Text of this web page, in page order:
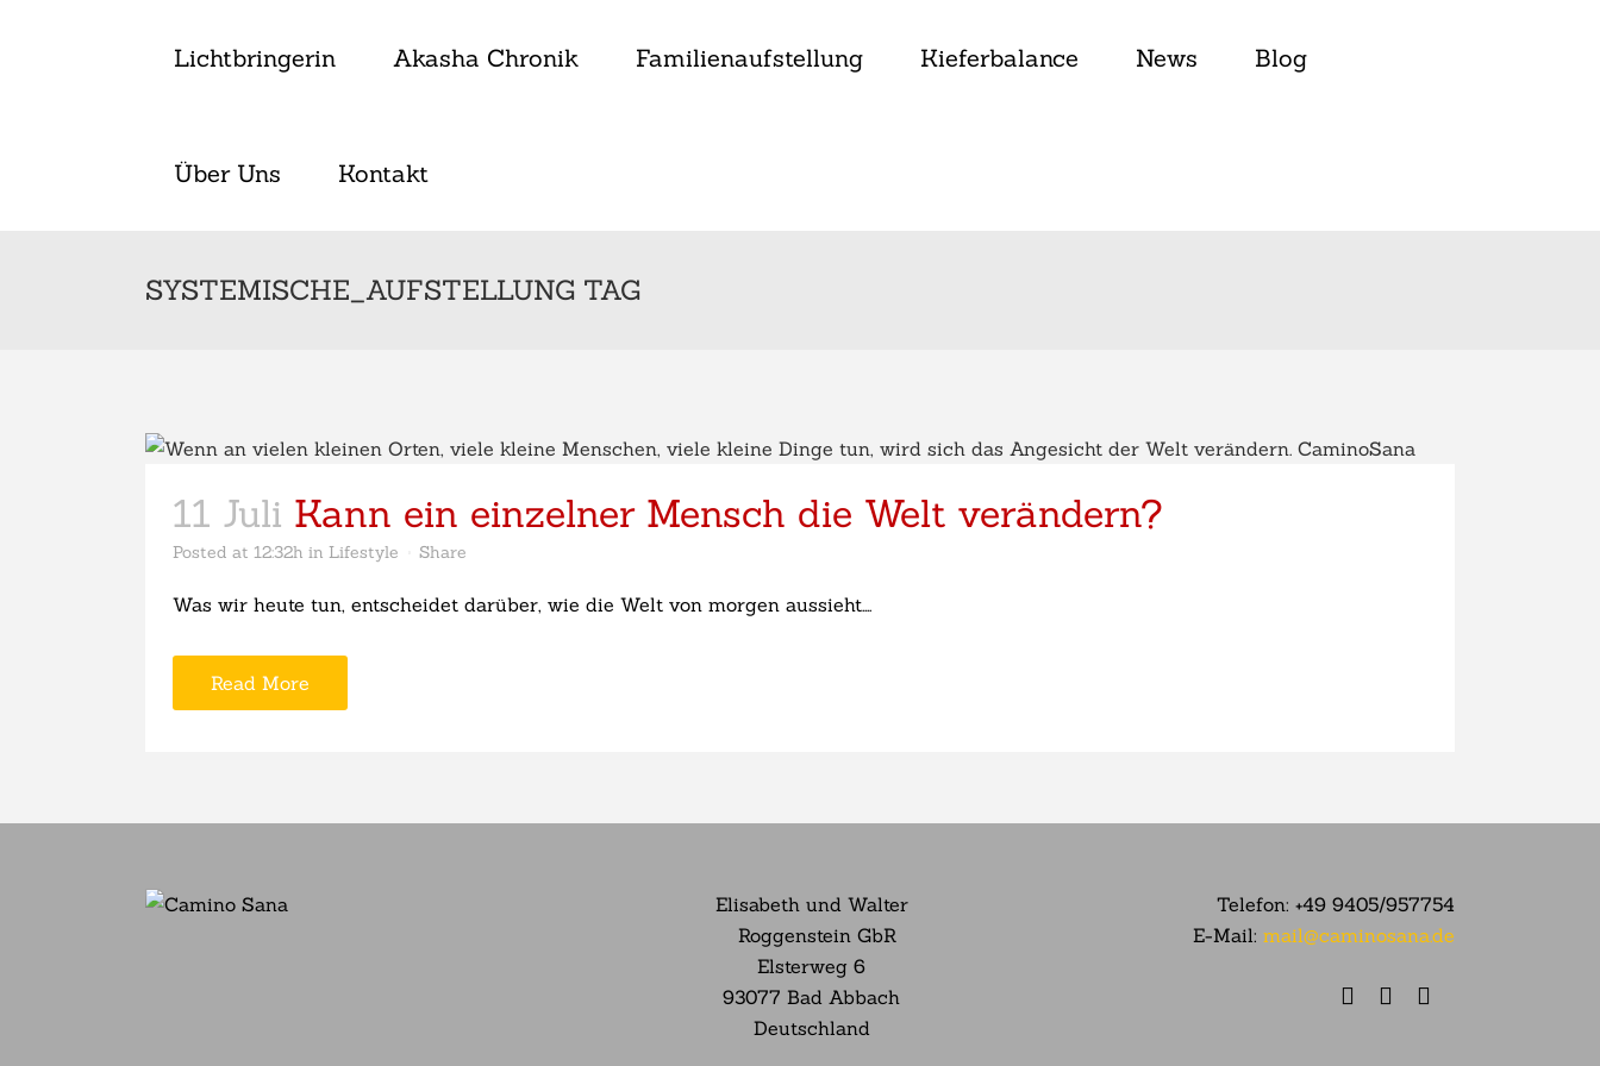
Lichtbringerin Akasha Chronik Familienaufstellung Kieferbalance News Blog
Über Uns Kontakt
SYSTEMISCHE_AUFSTELLUNG TAG
11 Juli Kann ein einzelner Mensch die Welt verändern?
Posted at 12:32h in Lifestyle Share
Was wir heute tun, entscheidet darüber, wie die Welt von morgen aussieht....
Read More
Elisabeth und Walter
Roggenstein GbR
Elsterweg6
93077 Bad Abbach
Deutschland
Telefon: +49 9405/957754
E-Mail: mail@caminosana.de